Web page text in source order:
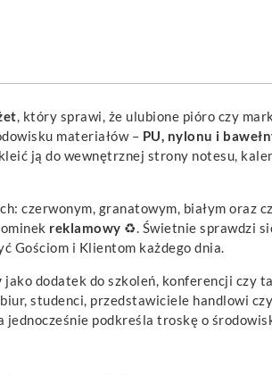
, który sprawi, że ulubione pióro czy
materiałów – PU, nylonu i
ją do wewnętrznej strony notesu,
czerwonym, granatowym, białym oraz
reklamowy ♻️. Świetnie sprawdzi
Gościom i Klientom każdego dnia.
jako dodatek do szkoleń, konferencji czy
studenci, przedstawiciele handlowi
podkreśla troskę o